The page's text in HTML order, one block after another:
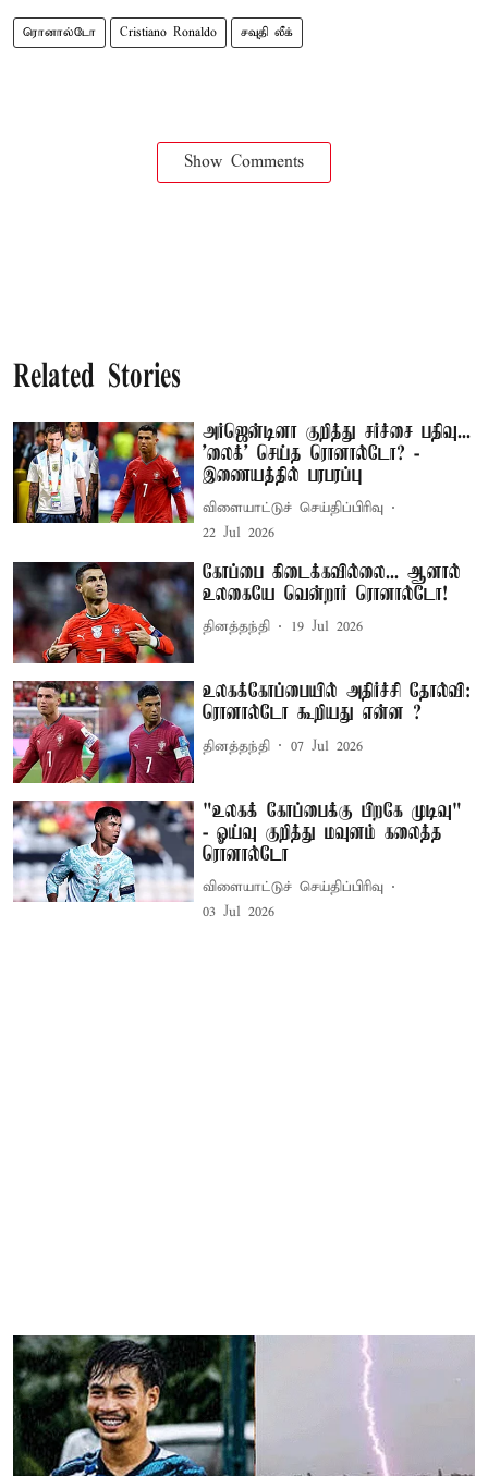
ரொனால்டோ Cristiano Ronaldo சவுதி லீக்
Show Comments
Related Stories
அர்ஜென்டினா குறித்து சர்ச்சை பதிவு...
'லைக்' செய்த ரொனால்டோ? -
இணையத்தில் பரபரப்பு
விளையாட்டுச் செய்திப்பிரிவு
22 Jul 2026
கோப்பை கிடைக்கவில்லை... ஆனால்
உலகையே வென்றார் ரொனால்டோ!
தினத்தந்தி 19 Jul 2026
உலகக்கோப்பையில் அதிர்ச்சி தோல்வி:
ரொனால்டோ கூறியது என்ன ?
தினத்தந்தி 07 Jul 2026
"உலகக் கோப்பைக்கு பிறகே முடிவு"
- ஓய்வு குறித்து மவுனம் கலைத்த
ரொனால்டோ
விளையாட்டுச் செய்திப்பிரிவு
03 Jul 2026